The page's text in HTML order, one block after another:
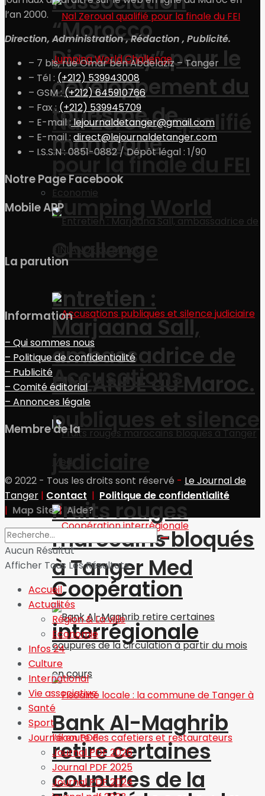
“Morocco
Discovery” pour le
développement du
tourisme de
montagne
Economie
Entretien :
Marjaana Sall,
ambassadrice de
FINLANDE au Maroc.
Fruits rouges
marocains bloqués
à Tanger Med
Bank Al-Maghrib
retire certaines
coupures de la
Nal Zeroual qualifié
pour la finale du FEI
Jumping World
Challenge
Accusations
publiques et silence
judiciaire
Coopération
interrégionale
l’an 2000.
Direction, Administration , Rédaction , Publicité.
– 7 bis, rue Omar ben Abdelaziz – Tanger
– Tél : (+212) 539943008
– GSM :(+212) 645910766
– Fax :(+212) 539945709
– E-mail :lejournaldetanger@gmail.com
– E-mail :direct@lejournaldetanger.com
– I.S.S.N : 0851-0882 / Dépôt légal : 1/90
Notre Page Facebook
Mobile APP
La parution
Information
– Qui sommes nous
– Politique de confidentialité
– Publicité
– Comité éditorial
– Annonces légale
Membre de la
© 2022 - Tous les droits sont réservé - Le Journal de
Tanger | Contact | Politique de confidentialité
| Map Site|Aide?
Aucun Résultat
Afficher Tous Les Résultats
Accueil
Actualités
Région & La ville
Economie
Infos 24
Culture
International
Vie associative
Santé
Sport
Journal en PDF
Journal PDF 2026
Journal PDF 2025
Journal PDF 2024